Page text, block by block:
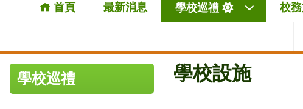
首頁 最新消息 學校巡禮 校
學校巡禮 學校設施